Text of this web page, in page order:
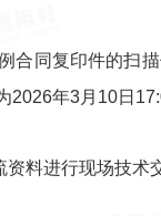
合同复印件的扫
年3月10日
料进行现场技术